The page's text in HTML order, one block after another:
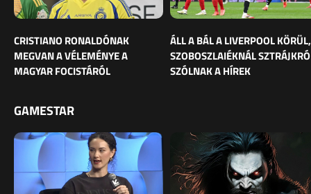
CRISTIANO RONALDÓNAK
MEGVAN A VÉLEMÉNYE A
MAGYAR FOCISTÁRÓL
ÁLL A BÁL A LIVERPOOL KÖRÜL,
SZOBOSZLAIÉKNÁL
SZÓLNAK A HÍREK
GAMESTAR